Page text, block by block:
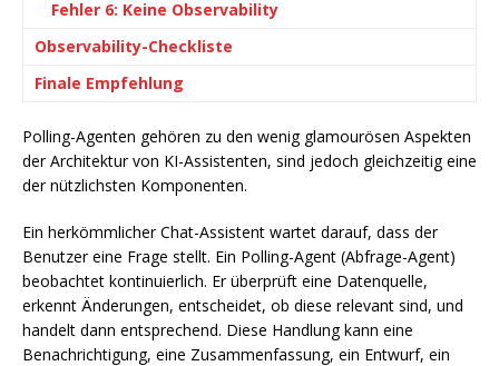
Fehler 6: Keine Observability
Observability-Checkliste
Finale Empfehlung
Polling-Agenten gehören zu den wenig glamourösen Aspekten
der Architektur von KI-Assistenten, sind jedoch gleichzeitig eine
der nützlichsten Komponenten.
Ein herkömmlicher Chat-Assistent wartet darauf, dass der
Benutzer eine Frage stellt. Ein Polling-Agent (Abfrage-Agent)
beobachtet kontinuierlich. Er überprüft eine Datenquelle,
erkennt Änderungen, entscheidet, ob diese relevant sind, und
handelt dann entsprechend. Diese Handlung kann eine
Benachrichtigung, eine Zusammenfassung, ein Entwurf, ein